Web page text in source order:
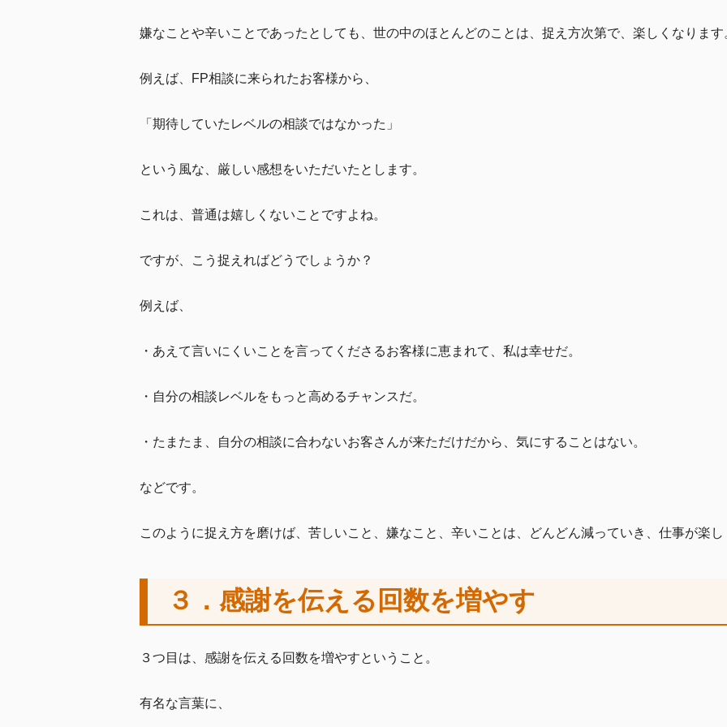
嫌なことや辛いことであったとしても、世の中のほとんどのことは、捉え方次第で、楽しくなります
例えば、FP相談に来られたお客様から、
「期待していたレベルの相談ではなかった」
という風な、厳しい感想をいただいたとします。
これは、普通は嬉しくないことですよね。
ですが、こう捉えればどうでしょうか？
例えば、
・あえて言いにくいことを言ってくださるお客様に恵まれて、私は幸せだ。
・自分の相談レベルをもっと高めるチャンスだ。
・たまたま、自分の相談に合わないお客さんが来ただけだから、気にすることはない。
などです。
このように捉え方を磨けば、苦しいこと、嫌なこと、辛いことは、どんどん減っていき、仕事が楽
３．感謝を伝える回数を増やす
３つ目は、感謝を伝える回数を増やすということ。
有名な言葉に、